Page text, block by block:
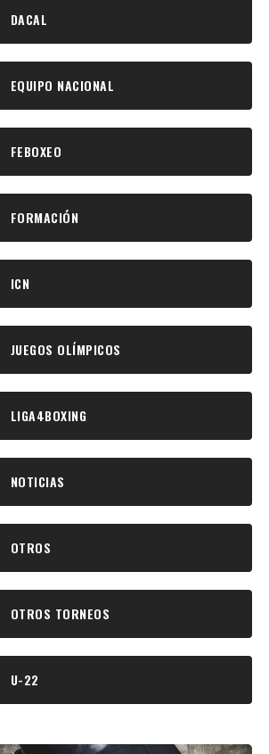
DACAL
EQUIPO NACIONAL
FEBOXEO
FORMACIÓN
ICN
JUEGOS OLÍMPICOS
LIGA4BOXING
NOTICIAS
OTROS
OTROS TORNEOS
U-22